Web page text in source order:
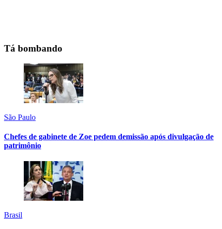
Tá bombando
São Paulo
Chefes de gabinete de Zoe pedem demissão após divulgação de
patrimônio
Brasil